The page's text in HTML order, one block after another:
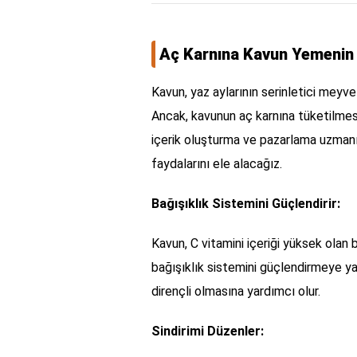
Aç Karnına Kavun
Kavun, yaz aylarının serinletici
Ancak, kavunun aç karnına
içerik oluşturma ve pazarlama
faydalarını ele alacağız.
Bağışıklık Sistemini Güçlendirir:
Kavun, C vitamini içeriği yüksek olan
bağışıklık sistemini güçlendirmeye
dirençli olmasına yardımcı olur.
Sindirimi Düzenler: